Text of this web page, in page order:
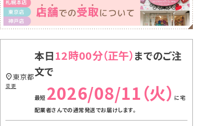
本日12時00分
までのご注
文で
2026/08/11（火） に宅
配業者さんでの通常発送でお届けします。
東京都
変更